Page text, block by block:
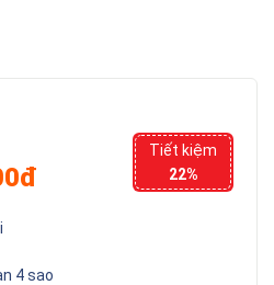
Tiết kiệm
22%
4 sao